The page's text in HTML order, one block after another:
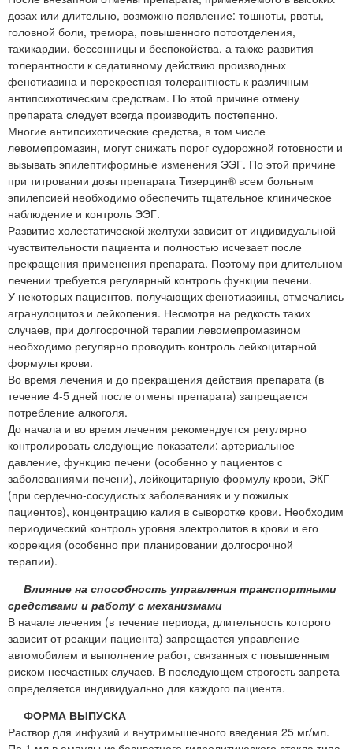
дозах или длительно, возможно появление: тошноты, рвоты,
головной боли, тремора, повышенного потоотделения,
тахикардии, бессонницы и беспокойства, а также развития
толерантности к седативному действию производных
фенотиазина и перекрестная толерантность к различным
антипсихотическим средствам. По этой причине отмену
препарата следует всегда производить постепенно.
Многие антипсихотические средства, в том числе
левомепромазин, могут снижать порог судорожной готовности и
вызывать эпилептиформные изменения ЭЭГ. По этой причине
при титровании дозы препарата Тизерцин® всем больным
эпилепсией необходимо обеспечить тщательное клиническое
наблюдение и контроль ЭЭГ.
Развитие холестатической желтухи зависит от индивидуальной
чувствительности пациента и полностью исчезает после
прекращения применения препарата. Поэтому при длительном
лечении требуется регулярный контроль функции печени.
У некоторых пациентов, получающих фенотиазины, отмечались
агранулоцитоз и лейкопения. Несмотря на редкость таких
случаев, при долгосрочной терапии левомепромазином
необходимо регулярно проводить контроль лейкоцитарной
формулы крови.
Во время лечения и до прекращения действия препарата (в
течение 4-5 дней после отмены препарата) запрещается
потребление алкоголя.
До начала и во время лечения рекомендуется регулярно
контролировать следующие показатели: артериальное
давление, функцию печени (особенно у пациентов с
заболеваниями печени), лейкоцитарную формулу крови, ЭКГ
(при сердечно-сосудистых заболеваниях и у пожилых
пациентов), концентрацию калия в сыворотке крови. Необходим
периодический контроль уровня электролитов в крови и его
коррекция (особенно при планировании долгосрочной
терапии).
Влияние на способность управления транспортными
средствами и работу с механизмами
В начале лечения (в течение периода, длительность которого
зависит от реакции пациента) запрещается управление
автомобилем и выполнение работ, связанных с повышенным
риском несчастных случаев. В последующем строгость запрета
определяется индивидуально для каждого пациента.
ФОРМА ВЫПУСКА
Раствор для инфузий и внутримышечного введения 25 мг/мл.